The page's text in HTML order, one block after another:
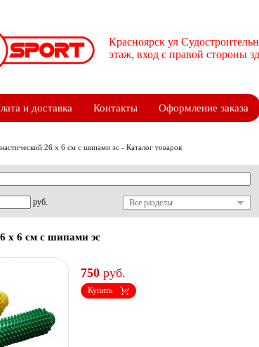
Красноярск ул
этаж, вход с правой стороны
и доставка Контакты Оформление заказа
26 х 6 см с шипами эс - Каталог товаров
руб. Все разделы
х 6 см с шипами эс
750 руб.
Купить